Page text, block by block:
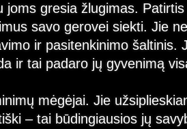
joms gresia žlugimas.
savo gerovei siekti. Jie
ir pasitenkinimo šaltinis.
ir tai padaro jų gyvenimą
mėgėjai. Jie
– tai būdingiausios jų